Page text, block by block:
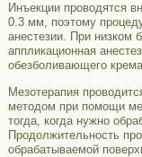
Инъекции проводятся
0.3 мм, поэтому
анестезии. При низком
аппликационная
обезболивающего
Мезотерапия
методом при помощи
тогда, когда нужно
Продолжительность
обрабатываемой